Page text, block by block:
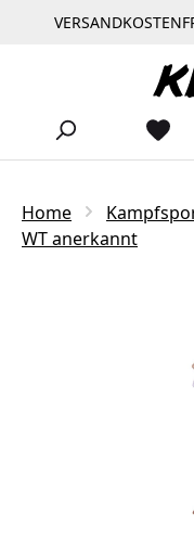
Zum Hauptinhalt
Home
WT anerkannt